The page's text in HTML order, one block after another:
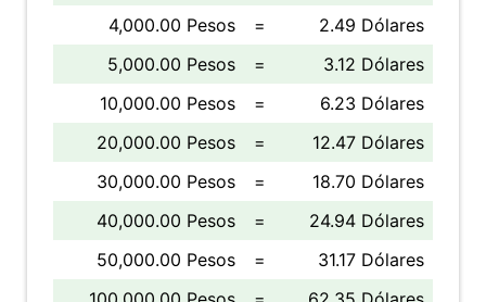
4,000.00 Pesos
=
2.49 Dólares
5,000.00 Pesos
=
3.12 Dólares
10,000.00 Pesos
=
6.23 Dólares
20,000.00 Pesos
=
12.47 Dólares
30,000.00 Pesos
=
18.70 Dólares
40,000.00 Pesos
=
24.94 Dólares
50,000.00 Pesos
=
31.17 Dólares